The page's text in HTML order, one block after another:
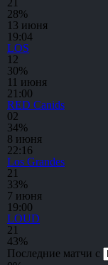
21
28%
13 июня
19:04
LOS
1 2
30%
11 июня
21:00
RED Canids
02
34%
8 июня
22:16
Los Grandes
21
33%
7 июня
19:00
LOUD
21
43%
Последние матчи с